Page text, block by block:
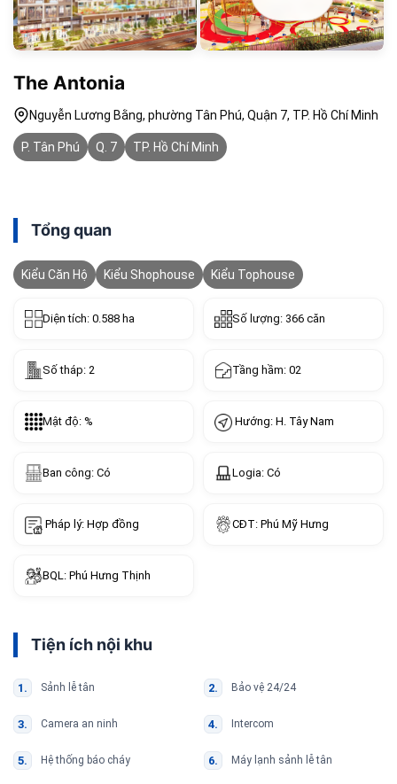
The Antonia
Nguyễn Lương Bằng, phường Tân Phú, Quận 7, TP. Hồ Chí Minh
P. Tân Phú Q. 7 TP. Hồ Chí Minh
Tổng quan
Kiểu Căn Hộ Kiểu Shophouse Kiểu Tophouse
Diện tích: 0.588 ha Số lượng: 366 căn
Số tháp: 2 Tầng hầm: 02
Mật độ: % Hướng: H. Tây Nam
Ban công: Có Logia: Có
Pháp lý: Hợp đồng CĐT: Phú Mỹ Hưng
BQL: Phú Hưng Thịnh
Tiện ích nội khu
Sảnh lễ tân Bảo vệ 24/24
Camera an ninh Intercom
Hệ thống báo cháy Máy lạnh sảnh lễ tân